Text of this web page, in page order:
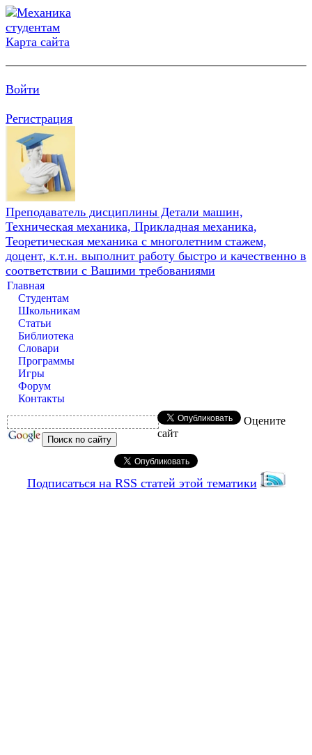
Карта сайта
Войти
Регистрация
Преподаватель дисциплины Детали машин,
Техническая механика, Прикладная механика,
Теоретическая механика с многолетним стажем,
доцент, к.т.н. выполнит работу быстро и качественно в
соответствии с Вашими требованиями
Главная
Студентам
Школьникам
Статьи
Библиотека
Словари
Программы
Игры
Форум
Контакты
Оцените
сайт
Подписаться на RSS статей этой тематики